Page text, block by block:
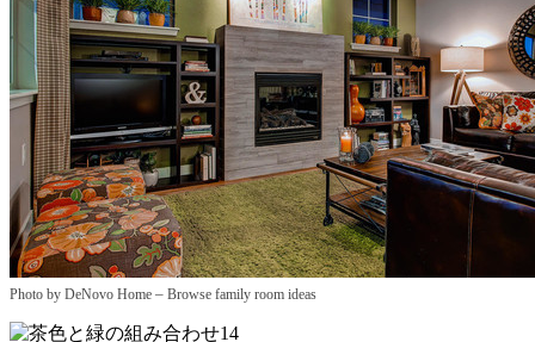
Photo by DeNovo Home – Browse family room ideas